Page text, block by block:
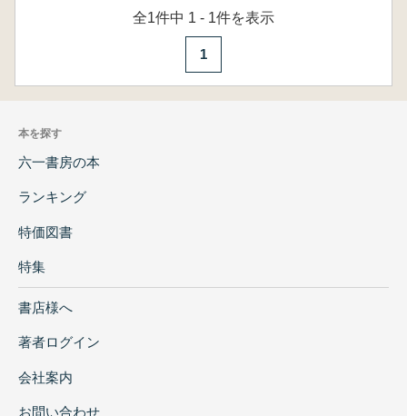
全1件中 1 - 1件を表示
1
本を探す
六一書房の本
ランキング
特価図書
特集
書店様へ
著者ログイン
会社案内
お問い合わせ